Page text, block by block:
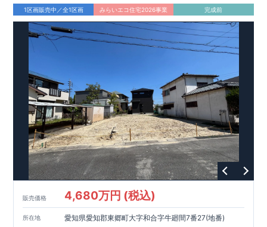
アクセス
JR宇都宮線（東北本線）湘南新宿ライン
「蓮田」駅徒歩20 分／自転車７分（約1.8ｋ m）
ロケーション
・蓮田中央小学校（徒歩
・マルエツ椿山店（徒歩
・ニューヤマザキデイリーストア
ティアラ蓮田（徒歩3分）
・せいよう北公園（徒歩1分）​ ​東栄住宅ブルーミングガーデン
のこだわりの家づくり
全棟自社一貫体制
もっと詳しく
◇誰が、何をしたか。が明確だからこそ、お客様の安心に繋が
ります。
◇設計、施工、営業が互いに協力しあい、最良のプランを提供
いたします。
◇不要な中間マージンを抑えることで、コストダウンに努めて
います。
耐震等級3取得
もっと詳しく
◇国が定めた耐震等級で最高の3を取得建築基準法で定められ
1区画販売中／全1区画 みらいエコ住宅2026事業 完成前
販売価格 4,680万円 (税込)
所在地 愛知県愛知郡東郷町大字和合字牛廻間7番27(地番)